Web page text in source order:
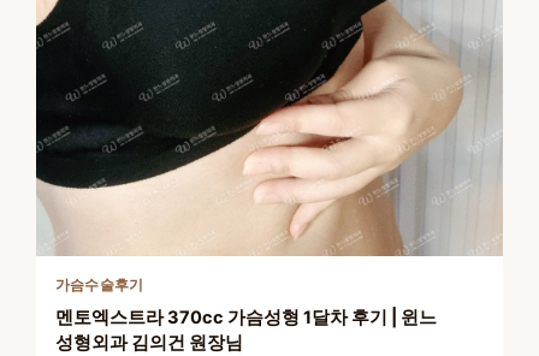
가슴수술후기
멘토엑스트라 370cc 가슴성형 1달차 후기 | 윈느
성형외과 김의건 원장님